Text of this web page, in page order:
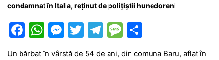
condamnat în Italia, reținut de polițiștii hunedoreni
F
W M T
T
el
M
e
Un bărbat în vârstă de 54 de ani, din comuna Baru, aflat în